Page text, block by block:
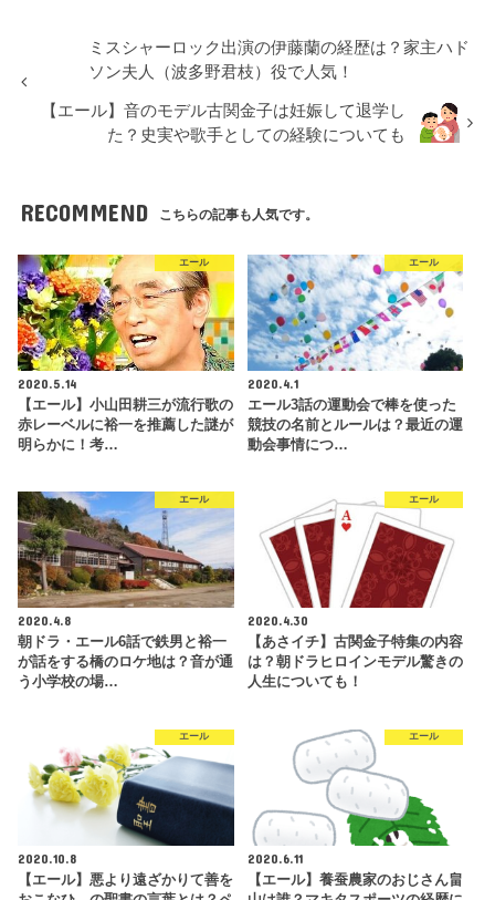
ミスシャーロック出演の伊藤蘭の経歴は？家主ハド
ソン夫人（波多野君枝）役で人気！
【エール】音のモデル古関金子は妊娠して退学し
た？史実や歌手としての経験についても
RECOMMEND こちらの記事も人気です。
エール
2020.5.14
【エール】小山田耕三が流行歌の
赤レーベルに裕一を推薦した謎が
明らかに！考…
エール
2020.4.1
エール3話の運動会で棒を使った
競技の名前とルールは？最近の運
動会事情につ…
エール
2020.4.8
朝ドラ・エール6話で鉄男と裕一
が話をする橋のロケ地は？音が通
う小学校の場…
エール
2020.4.30
【あさイチ】古関金子特集の内容
は？朝ドラヒロインモデル驚きの
人生についても！
エール
2020.10.8
【エール】悪より遠ざかりて善を
エール
2020.6.11
【エール】養蚕農家のおじさん畠